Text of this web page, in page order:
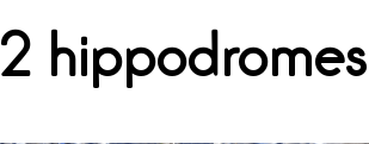
2 hippodromes